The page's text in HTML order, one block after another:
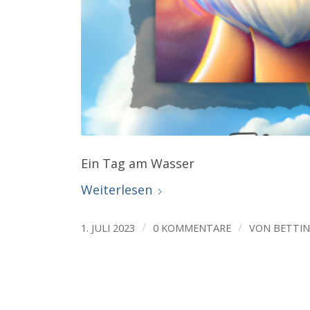
Ein Tag am Wasser
Weiterlesen
1. JULI 2023 / 0 KOMMENTARE / VON